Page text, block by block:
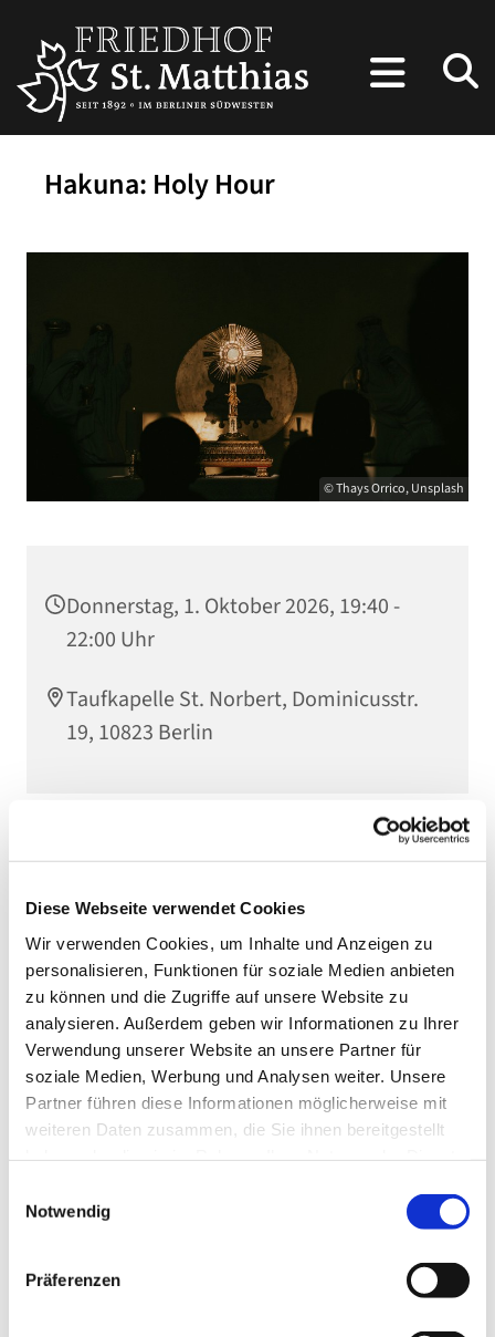
Diese Webseite verwendet Cookies
Wir verwenden Cookies, um Inhalte und Anzeigen zu
personalisieren, Funktionen für soziale Medien anbieten
zu können und die Zugriffe auf unsere Website zu
analysieren. Außerdem geben wir Informationen zu Ihrer
Verwendung unserer Website an unsere Partner für
soziale Medien, Werbung und Analysen weiter. Unsere
Partner führen diese Informationen möglicherweise mit
weiteren Daten zusammen, die Sie ihnen bereitgestellt
Notwendig
Präferenzen
Hakuna: Holy Hour
© Thays Orrico, Unsplash
Donnerstag, 1. Oktober 2026, 19:40 -
22:00 Uhr
Taufkapelle St. Norbert, Dominicusstr.
19, 10823 Berlin
Valentina Barreto (+49 176 24415102)
Website von Hakuna